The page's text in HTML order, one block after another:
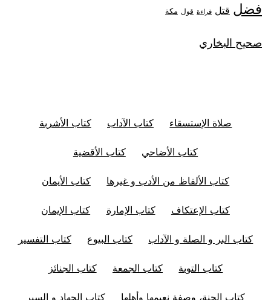
فضل قتل قراءة قول مكة
صحيح البخاري
صلاة الإستسقاء كتاب الآداب كتاب الأشربة
كتاب الأضاحي كتاب الأقضية
كتاب الألفاظ من الأدب و غيرها كتاب الأيمان
كتاب الإعتكاف كتاب الإمارة كتاب الإيمان
كتاب البر و الصلة و الآداب كتاب البيوع كتاب التفسير
كتاب التوبة كتاب الجمعة كتاب الجنائز
كتاب الجنة، وصفة نعيمها وأهلها كتاب الجهاد و السير